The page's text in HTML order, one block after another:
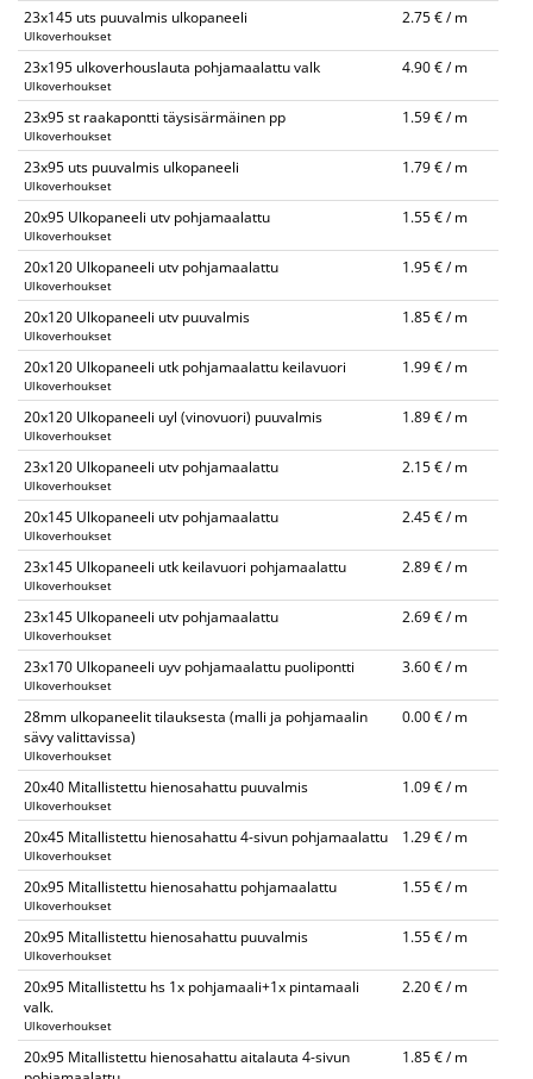
23x145 uts puuvalmis ulkopaneeli
Ulkoverhoukset
2.75 € / m
23x195 ulkoverhouslauta pohjamaalattu valk
Ulkoverhoukset
4.90 € / m
23x95 st raakapontti täysisärmäinen pp
Ulkoverhoukset
1.59 € / m
23x95 uts puuvalmis ulkopaneeli
Ulkoverhoukset
1.79 € / m
20x95 Ulkopaneeli utv pohjamaalattu
Ulkoverhoukset
1.55 € / m
20x120 Ulkopaneeli utv pohjamaalattu
Ulkoverhoukset
1.95 € / m
20x120 Ulkopaneeli utv puuvalmis
Ulkoverhoukset
1.85 € / m
20x120 Ulkopaneeli utk pohjamaalattu keilavuori
Ulkoverhoukset
1.99 € / m
20x120 Ulkopaneeli uyl (vinovuori) puuvalmis
Ulkoverhoukset
1.89 € / m
23x120 Ulkopaneeli utv pohjamaalattu
Ulkoverhoukset
2.15 € / m
20x145 Ulkopaneeli utv pohjamaalattu
Ulkoverhoukset
2.45 € / m
23x145 Ulkopaneeli utk keilavuori pohjamaalattu
Ulkoverhoukset
2.89 € / m
23x145 Ulkopaneeli utv pohjamaalattu
Ulkoverhoukset
2.69 € / m
23x170 Ulkopaneeli uyv pohjamaalattu puolipontti
Ulkoverhoukset
3.60 € / m
28mm ulkopaneelit tilauksesta (malli ja pohjamaalin
sävy valittavissa)
Ulkoverhoukset
0.00 € / m
20x40 Mitallistettu hienosahattu puuvalmis
Ulkoverhoukset
1.09 € / m
20x45 Mitallistettu hienosahattu 4-sivun pohjamaalattu
Ulkoverhoukset
1.29 € / m
20x95 Mitallistettu hienosahattu pohjamaalattu
Ulkoverhoukset
1.55 € / m
20x95 Mitallistettu hienosahattu puuvalmis
Ulkoverhoukset
1.55 € / m
20x95 Mitallistettu hs 1x pohjamaali+1x pintamaali
valk.
Ulkoverhoukset
2.20 € / m
20x95 Mitallistettu hienosahattu aitalauta 4-sivun
1.85 € / m